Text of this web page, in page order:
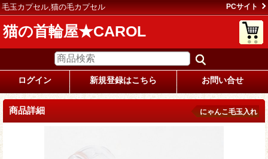
毛玉カプセル,猫の毛カプセル PCサイト
猫の首輪屋★CAROL
ログイン 新規登録はこちら お問い合せ
商品詳細 にゃんこ毛玉入れ